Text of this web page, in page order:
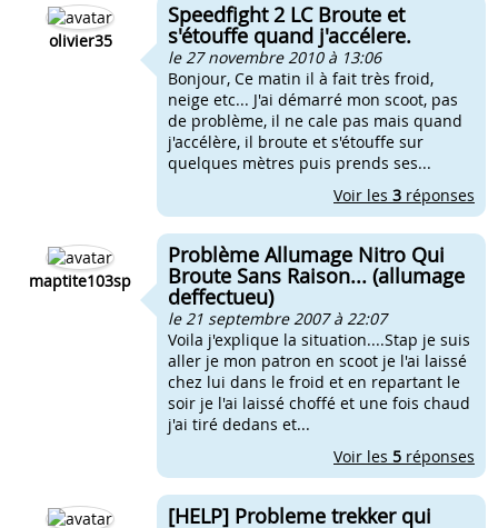
olivier35
Speedfight 2 LC Broute et
s'étouffe quand j'accélere.
le 27 novembre 2010 à 13:06
Bonjour, Ce matin il à fait très froid,
neige etc... J'ai démarré mon scoot, pas
de problème, il ne cale pas mais quand
j'accélère, il broute et s'étouffe sur
quelques mètres puis prends ses...
Voir les 3 réponses
maptite103sp
Problème Allumage Nitro Qui
Broute Sans Raison... (allumage
deffectueu)
le 21 septembre 2007 à 22:07
Voila j'explique la situation....Stap je suis
aller je mon patron en scoot je l'ai laissé
chez lui dans le froid et en repartant le
soir je l'ai laissé choffé et une fois chaud
j'ai tiré dedans et...
Voir les 5 réponses
[HELP] Probleme trekker qui